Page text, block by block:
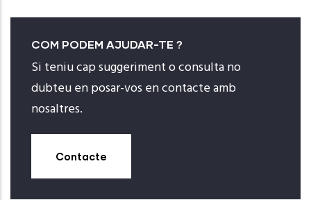
COM PODEM AJUDAR-TE ?
Si teniu cap suggeriment o consulta no
dubteu en posar-vos en contacte amb
nosaltres.
Contacte